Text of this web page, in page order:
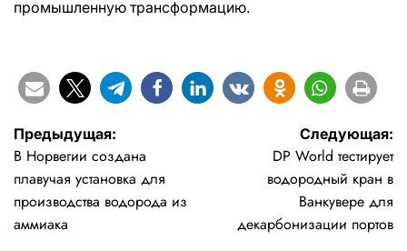
промышленную трансформацию.
Навигация
по
записям
Предыдущая:
В Норвегии создана
плавучая установка для
производства водорода из
аммиака
Следующая:
DP World тестирует
водородный кран в
Ванкувере для
декарбонизации портов